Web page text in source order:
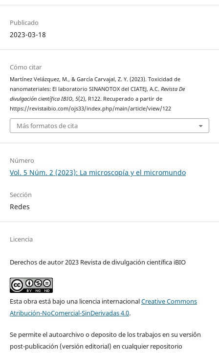
Publicado
2023-03-18
Cómo citar
Martínez Velázquez, M., & García Carvajal, Z. Y. (2023). Toxicidad de
nanomateriales: El laboratorio SINANOTOX del CIATEJ, A.C. Revista De
divulgación científica IBIO, 5(2), R122. Recuperado a partir de
https://revistaibio.com/ojs33/index.php/main/article/view/122
Más formatos de cita
Número
Vol. 5 Núm. 2 (2023): La microscopía y el micromundo
Sección
Redes
Licencia
Derechos de autor 2023 Revista de divulgación científica iBIO
Esta obra está bajo una licencia internacionalCreative Commons
Atribución-NoComercial-SinDerivadas 4.0.
Se permite el autoarchivo o deposito de los trabajos en su versi´ón
post-publicación (versión editorial) en cualquier repositorio